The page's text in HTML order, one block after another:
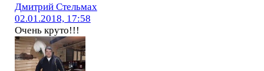
Дмитрий Стельмах
02.01.2018, 17:58
Очень круто!!!